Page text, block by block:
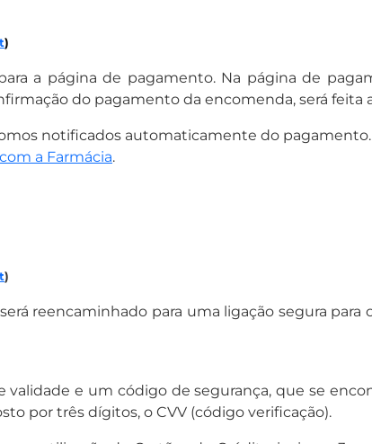
)
a página de pagamento. Na página de
do pagamento da encomenda, será feita
notificados automaticamente do pagamento.
a Farmácia.
)
reencaminhado para uma ligação segura
e um código de segurança, que se
por três dígitos, o CVV (código verificação).